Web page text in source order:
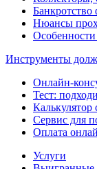
Банкротство
Нюансы
Особенности
Инструменты
Онлайн-
Тест:
Калькулятор
Сервис для
Оплата
Услуги